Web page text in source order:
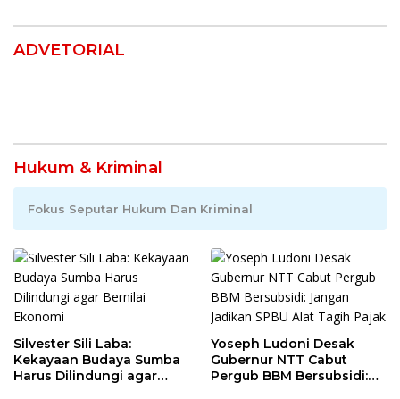
ADVETORIAL
Hukum & Kriminal
Fokus Seputar Hukum Dan Kriminal
Silvester Sili Laba:
Kekayaan Budaya Sumba
Harus Dilindungi agar
Yoseph Ludoni Desak
Gubernur NTT Cabut
Pergub BBM Bersubsidi: